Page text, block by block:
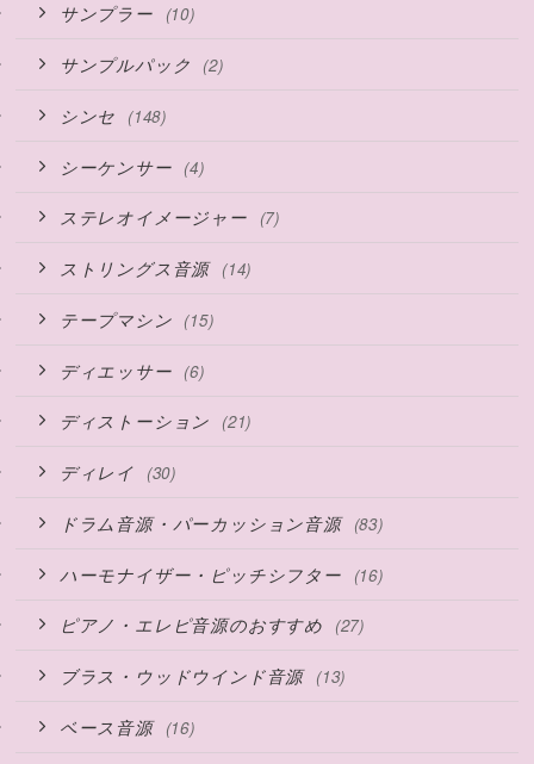
サンプラー (10)
サンプルパック (2)
シンセ (148)
シーケンサー (4)
ステレオイメージャー (7)
ストリングス音源 (14)
テープマシン (15)
ディエッサー (6)
ディストーション (21)
ディレイ (30)
ドラム音源・パーカッション音源 (83)
ハーモナイザー・ピッチシフター (16)
ピアノ・エレピ音源のおすすめ (27)
ブラス・ウッドウインド音源 (13)
ベース音源 (16)